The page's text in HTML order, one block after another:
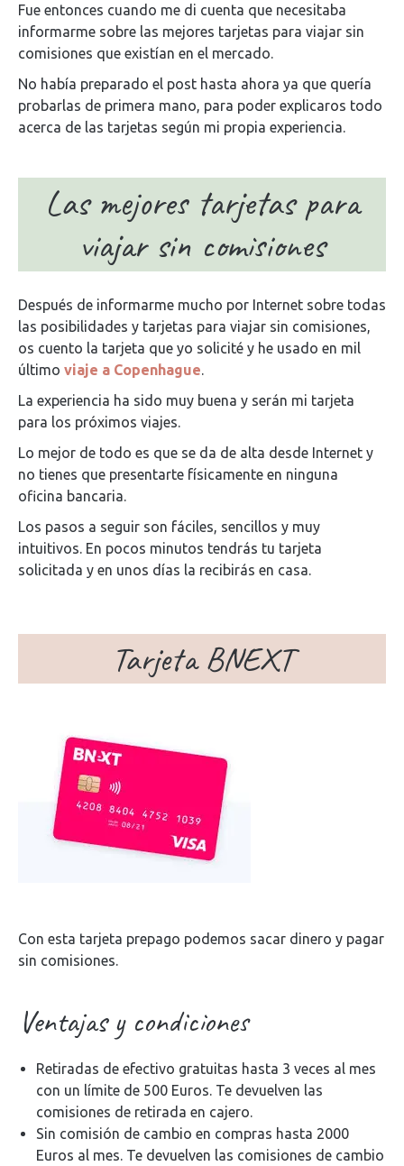
Fue entonces cuando me di cuenta que necesitaba
informarme sobre las mejores tarjetas para viajar sin
comisiones que existían en el mercado.
No había preparado el post hasta ahora ya que quería
probarlas de primera mano, para poder explicaros todo
acerca de las tarjetas según mi propia experiencia.
Las mejores tarjetas para
viajar sin comisiones
Después de informarme mucho por Internet sobre todas
las posibilidades y tarjetas para viajar sin comisiones,
os cuento la tarjeta que yo solicité y he usado en mil
último viaje a Copenhague.
La experiencia ha sido muy buena y serán mi tarjeta
para los próximos viajes.
Lo mejor de todo es que se da de alta desde Internet y
no tienes que presentarte físicamente en ninguna
oficina bancaria.
Los pasos a seguir son fáciles, sencillos y muy
intuitivos. En pocos minutos tendrás tu tarjeta
solicitada y en unos días la recibirás en casa.
Tarjeta BNEXT
Con esta tarjeta prepago podemos sacar dinero y pagar
sin comisiones.
Ventajas y condiciones
Retiradas de efectivo gratuitas hasta 3 veces al mes
con un límite de 500 Euros. Te devuelven las
comisiones de retirada en cajero.
Sin comisión de cambio en compras hasta 2000
Euros al mes. Te devuelven las comisiones de cambio